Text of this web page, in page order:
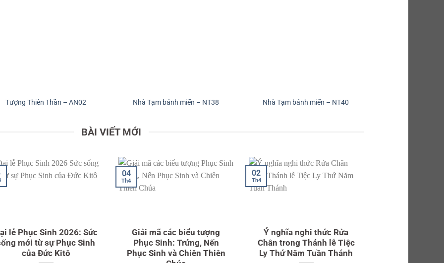
Tượng Thiên Thần – AN02 Nhà Tạm bánh miến – NT38 Nhà Tạm bánh miến – NT40
BÀI VIẾT MỚI
Hướng dẫn chuẩn bị tâm
hồn xưng tội và chầu
Thánh Thể trong Tuần
Suy niệm 14 Chặng Đàng
Thánh Giá: Hành trình tình
yêu cứu độ 2026
27
Th3
5 Phút Nghe Lời Chúa
Trước Khi Ngủ – Liều
Thuốc Chữa Lành Cho
26
Th3